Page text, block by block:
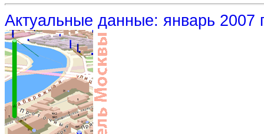
Актуальные данные: январь 2007